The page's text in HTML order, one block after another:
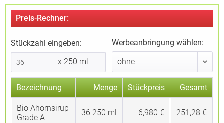
Preis-Rechner:
Stückzahl eingeben:
x 250 ml
Werbeanbringung wählen:
Bezeichnung Menge Stückpreis Gesamt
Bio Ahornsirup
Grade A
36 250 ml 6,980 € 251,28 €